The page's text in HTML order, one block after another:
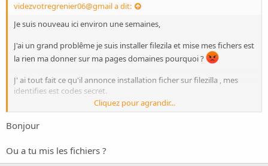
videzvotregrenier06@gmail a dit:
Je suis nouveau ici environ une semaines,
J'ai un grand problême je suis installer filezila et mise mes fichers est
la rien ma donner sur ma pages domaines pourquoi ?
J' ai tout fait ce qu'il annonce installation ficher sur filezilla , mes
identifies est codes secret.
je comprend pas pourquoi toujours rien dans ma page
Cliquez pour agrandir...
Bonjour
Ou a tu mis les fichiers ?